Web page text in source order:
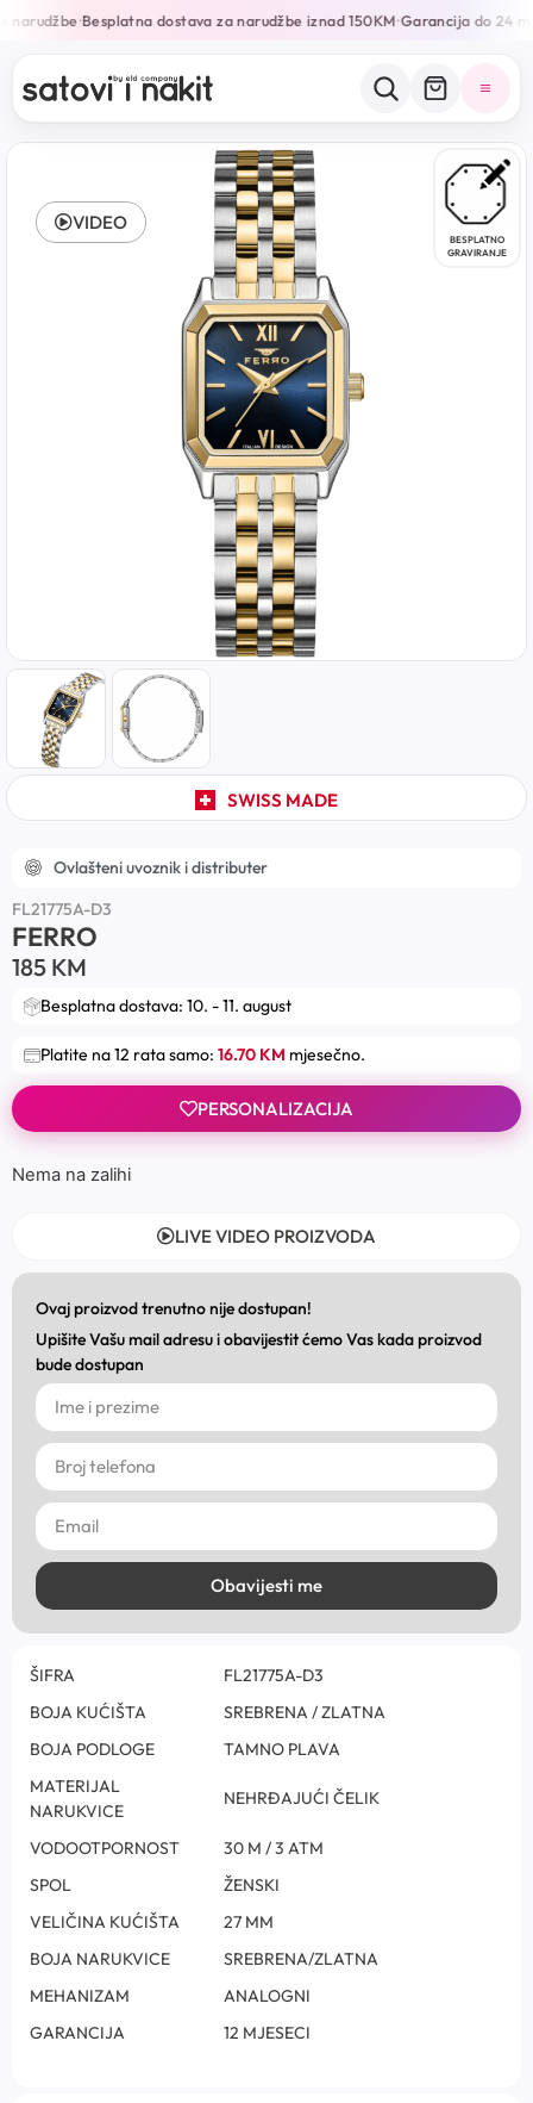
narudžbe•Besplatna dostava za narudžbe iznad 150KM•Garancija do 24
BESPLATNO
GRAVIRANJE
SWISS MADE
VIDEO
Ovlašteni uvoznik i distributer
FL21775A-D3
FERRO
185 KM
Besplatna dostava: 10. - 11. august
Platite na 12 rata samo: 16.70 KM mjesečno.
PERSONALIZACIJA
Nema na zalihi
LIVE VIDEO PROIZVODA
Ovaj proizvod trenutno nije dostupan!
Upišite Vašu mail adresu i obavijestit ćemo Vas kada proizvod
bude dostupan
Obavijesti me
ŠIFRA
FL21775A-D3
BOJA KUĆIŠTA
SREBRENA / ZLATNA
BOJA PODLOGE
TAMNO PLAVA
MATERIJAL
NARUKVICE
NEHRĐAJUĆI ČELIK
VODOOTPORNOST
30 M / 3 ATM
SPOL
ŽENSKI
VELIČINA KUĆIŠTA
27 MM
BOJA NARUKVICE
SREBRENA/ZLATNA
MEHANIZAM
ANALOGNI
GARANCIJA
12 MJESECI